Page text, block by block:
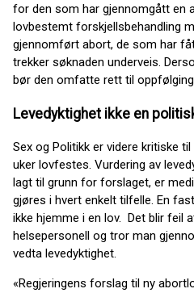
for den som har gjennomgått en
lovbestemt forskjellsbehandling
gjennomført abort, de som har
trekker søknaden underveis.
bør den omfatte rett til
Levedyktighet ikke en
Sex og Politikk er videre kritiske
uker lovfestes. Vurdering av
lagt til grunn for forslaget, er
gjøres i hvert enkelt tilfelle. En
ikke hjemme i en lov. Det blir feil
helsepersonell og tror man
vedta levedyktighet.
«Regjeringens forslag til ny